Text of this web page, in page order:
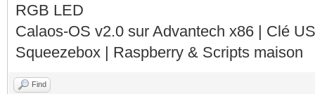
RGB LED
Calaos-OS v2.0 sur Advantech x86 | Clé
Squeezebox | Raspberry & Scripts maison
Find